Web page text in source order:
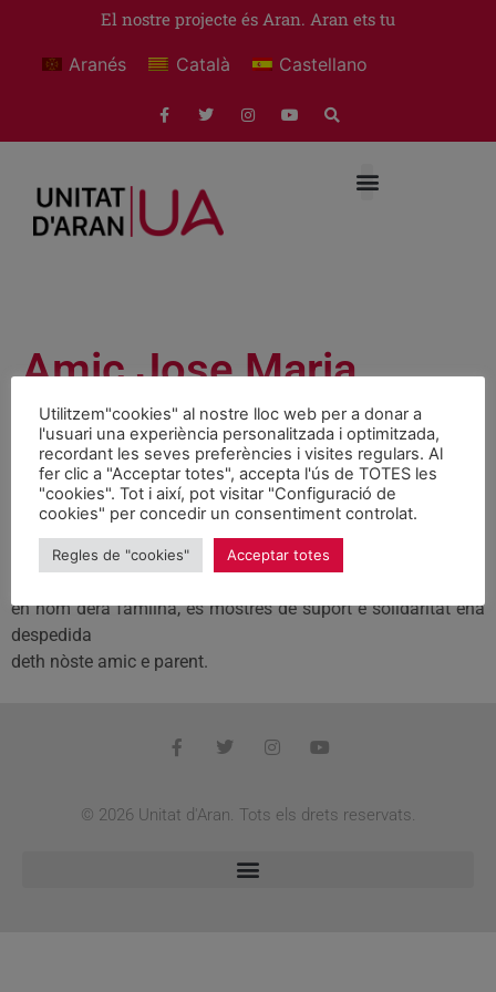
El nostre projecte és Aran. Aran ets tu
Aranés Català Castellano
Amic Jose Maria
Notícies setembre 25, 2008
IN MEMORIAM
Hè quauques setmanes que mos deishèc
Jose Maria Sirat. Abantes de rebrembar eth sòn testimòni,
en nòm dera familha, es mòstres de supòrt e solidaritat ena
despedida
deth nòste amic e parent.
© 2026 Unitat d'Aran. Tots els drets reservats.
Utilitzem"cookies" al nostre lloc web per a donar a
l'usuari una experiència personalitzada i optimitzada,
recordant les seves preferències i visites regulars. Al
fer clic a "Acceptar totes", accepta l'ús de TOTES les
"cookies". Tot i així, pot visitar "Configuració de
cookies" per concedir un consentiment controlat.
Regles de "cookies" Acceptar totes